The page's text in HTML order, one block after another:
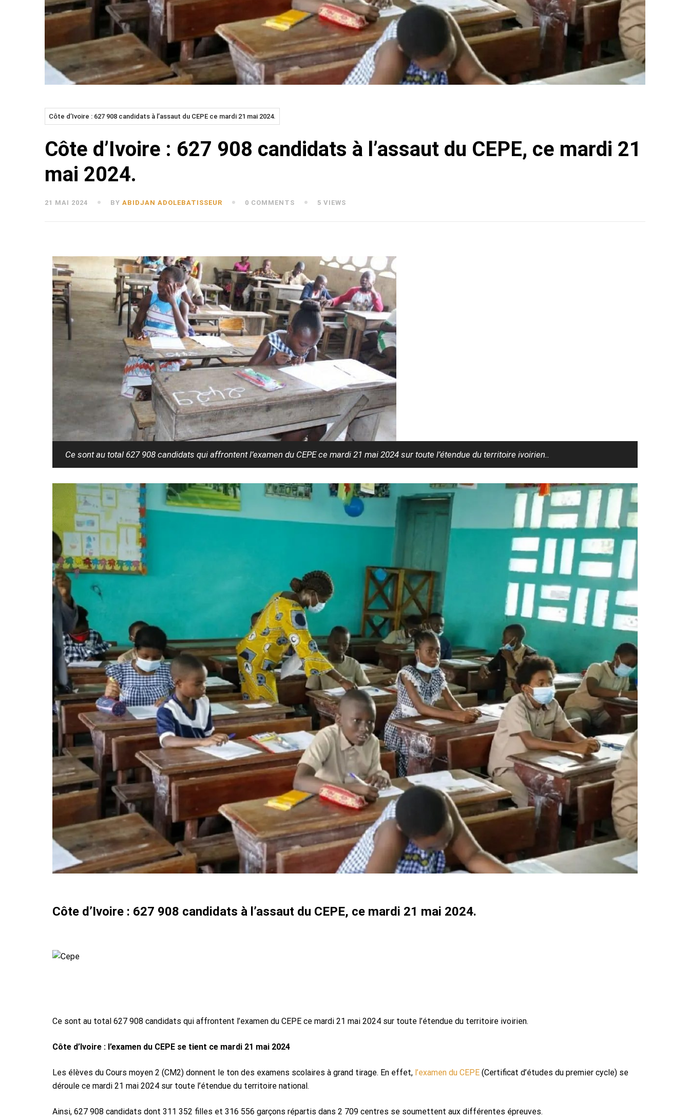
Côte d’Ivoire : 627 908 candidats à l’assaut du CEPE ce mardi 21 mai 2024.
Côte d’Ivoire : 627 908 candidats à l’assaut du CEPE, ce mardi 21
mai 2024.
21 MAI 2024 BY ABIDJAN ADOLEBATISSEUR 0 COMMENTS 5 VIEWS
Ce sont au total 627 908 candidats qui affrontent l’examen du CEPE ce mardi 21 mai 2024 sur toute l’étendue du territoire ivoirien..
Côte d’Ivoire : 627 908 candidats à l’assaut du CEPE, ce mardi 21 mai 2024.
Ce sont au total 627 908 candidats qui affrontent l’examen du CEPE ce mardi 21 mai 2024 sur toute l’étendue du territoire ivoirien.
Côte d’Ivoire : l’examen du CEPE se tient ce mardi 21 mai 2024
Les élèves du Cours moyen 2 (CM2) donnent le ton des examens scolaires à grand tirage. En effet, l’examen du CEPE (Certificat d’études du premier cycle) se
déroule ce mardi 21 mai 2024 sur toute l’étendue du territoire national.
Ainsi, 627 908 candidats dont 311 352 filles et 316 556 garçons répartis dans 2 709 centres se soumettent aux différentes épreuves.